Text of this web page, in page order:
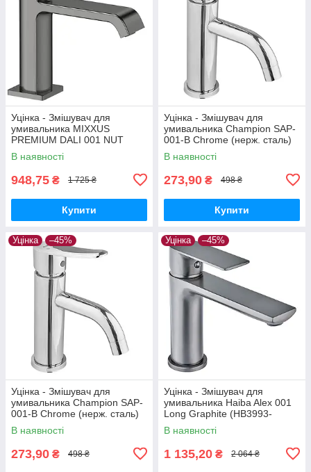
Уцінка - Змішувач для
умивальника MIXXUS
PREMIUM DALI 001 NUT
GRAPHITE (Колір графіт)
(MI6756-20260715-9443)
В наявності
948,75 ₴ 1 725 ₴
Купити
Уцінка - Змішувач для
умивальника Champion SAP-
001-B Chrome (нерж. сталь)
(CH6157-20260716-10424)
В наявності
273,90 ₴ 498 ₴
Купити
Уцінка –45%
Уцінка - Змішувач для
умивальника Champion SAP-
001-B Chrome (нерж. сталь)
(CH6157-20260715-10520)
В наявності
273,90 ₴ 498 ₴
Уцінка –45%
Уцінка - Змішувач для
умивальника Haiba Alex 001
Long Graphite (HB3993-
20260604-7971)
В наявності
1 135,20 ₴ 2 064 ₴